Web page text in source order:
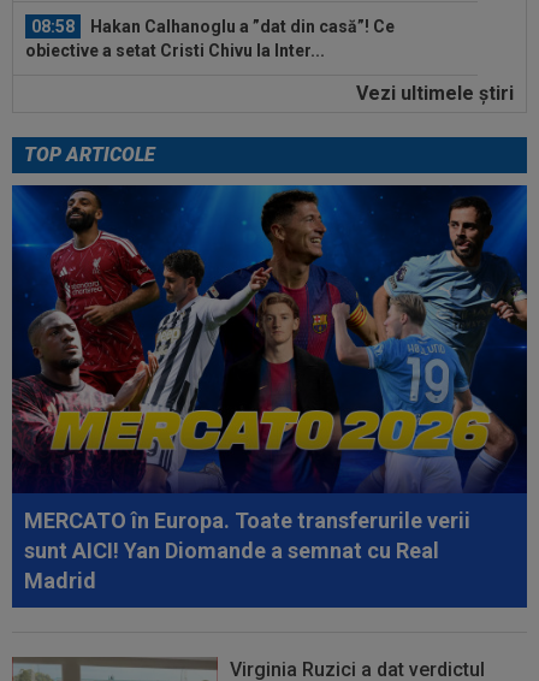
08:58
Hakan Calhanoglu a ”dat din casă”! Ce
obiective a setat Cristi Chivu la Inter...
”Meciul anului”: în minutul 10, oaspeții
08:52
După 1.085 de zile! Adrian Mazilu a dat primul
gol pentru Dinamo și nu s-a...
09:52 OFICIAL
A semnat: de la Cupa Mondială
2026, în SuperLiga României!
09:48
Giovanni Becali l-a propus pe Ștefan Baiaram în
Serie A
09:47 EXCLUSIV
Florin Prunea a dezvăluit cum l-a
convins Ioan Varga pe Marius Șumudică să o...
09:47
A anunțat că prietena lui a murit, dar aceasta
nici nu exista. Toată țara a râs...
09:03
Petrolul - Oțelul, LIVE VIDEO, 18:30, Digi Sport
1. Moldovenii s-au impus cu...
Vezi ultimele ştiri
TOP ARTICOLE
MERCATO în Europa. Toate transferurile verii
sunt AICI! Yan Diomande a semnat cu Real
Madrid
Virginia Ruzici a dat verdictul